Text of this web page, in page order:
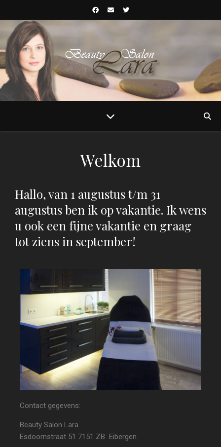
Welkom
Hallo, van 1 augustus t/m 31
augustus ben ik op vakantie. Ik wens
u ook een fijne vakantie en graag
tot ziens in september!
Contact gegevens:
Beauty Salon Lara
Esdoornstraat 51 7151 ZB Eibergen